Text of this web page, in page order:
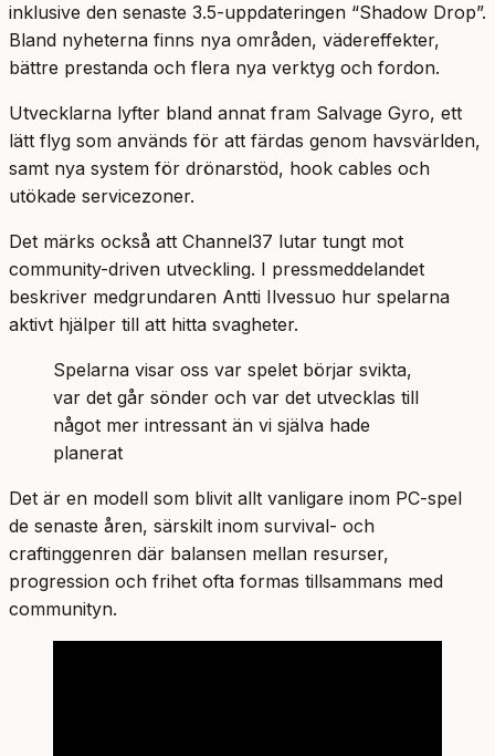
inklusive den senaste 3.5-uppdateringen “Shadow Drop”.
Bland nyheterna finns nya områden, vädereffekter,
bättre prestanda och flera nya verktyg och fordon.
Utvecklarna lyfter bland annat fram Salvage Gyro, ett
lätt flyg som används för att färdas genom havsvärlden,
samt nya system för drönarstöd, hook cables och
utökade servicezoner.
Det märks också att Channel37 lutar tungt mot
community-driven utveckling. I pressmeddelandet
beskriver medgrundaren Antti Ilvessuo hur spelarna
aktivt hjälper till att hitta svagheter.
Spelarna visar oss var spelet börjar svikta,
var det går sönder och var det utvecklas till
något mer intressant än vi själva hade
planerat
Det är en modell som blivit allt vanligare inom PC-spel
de senaste åren, särskilt inom survival- och
craftinggenren där balansen mellan resurser,
progression och frihet ofta formas tillsammans med
communityn.